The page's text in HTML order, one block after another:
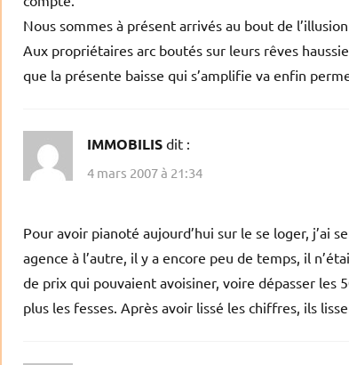
Nous sommes à présent arrivés au bout de
Aux propriétaires arc boutés sur leurs rêves
que la présente baisse qui s’amplifie va enfin
IMMOBILIS dit :
4 mars 2007 à 21:34
Pour avoir pianoté aujourd’hui sur le se loger, j’ai
agence à l’autre, il y a encore peu de temps, il
de prix qui pouvaient avoisiner, voire dépasser les
plus les fesses. Après avoir lissé les chiffres, ils